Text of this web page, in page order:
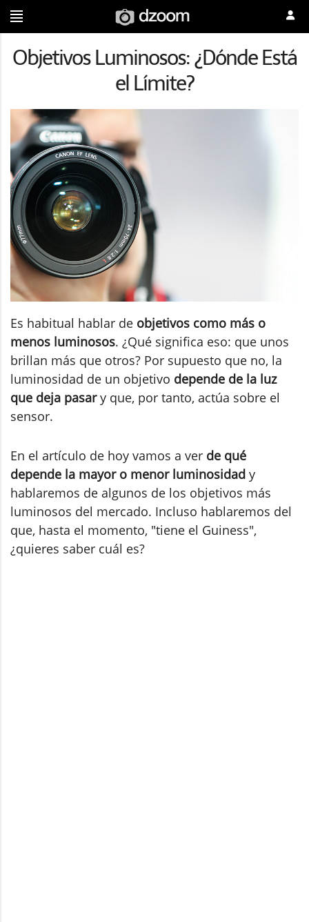
Objetivos Luminosos: ¿Dónde Está
el Límite?
Es habitual hablar de objetivos como más o
menos luminosos. ¿Qué significa eso: que unos
brillan más que otros? Por supuesto que no, la
luminosidad de un objetivo depende de la luz
que deja pasary que, por tanto, actúa sobre el
sensor.
En el artículo de hoy vamos a ver de qué
depende la mayor o menor luminosidad y
hablaremos de algunos de los objetivos más
luminosos del mercado. Incluso hablaremos del
que, hasta el momento, "tiene el Guiness",
¿quieres saber cuál es?